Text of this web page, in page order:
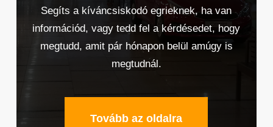
Segíts a kíváncsiskodó egrieknek, ha van
információd, vagy tedd fel a kérdésedet, hogy
megtudd, amit pár hónapon belül amúgy is
megtudnál.
Tovább az oldalra